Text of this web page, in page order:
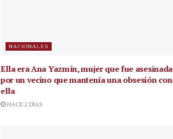
NACIONALES
Ella era Ana Yazmín, mujer que fue asesinada
por un vecino que mantenía una obsesión con
ella
HACE 2 DÍAS